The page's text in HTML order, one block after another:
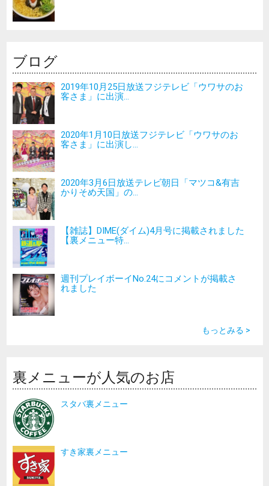
ブログ
2019年10月25日放送フジテレビ「ウワサのお
客さま」に出演...
2020年1月10日放送フジテレビ「ウワサのお
客さま」に出演し...
2020年3月6日放送テレビ朝日「マツコ&有吉
かりそめ天国」の...
【雑誌】DIME(ダイム)4月号に掲載されました
【裏メニュー特...
週刊プレイボーイNo.24にコメントが掲載さ
れました
もっとみる >
裏メニューが人気のお店
スタバ裏メニュー
すき家裏メニュー